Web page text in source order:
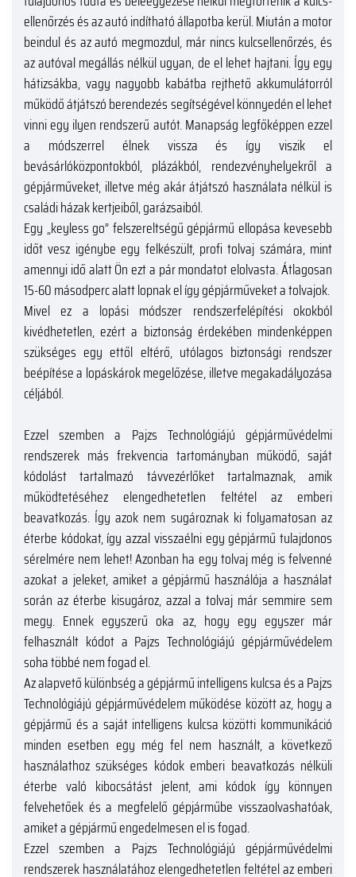
ellenőrzés és az autó indítható állapotba kerül. Miután a motor
beindul és az autó megmozdul, már nincs kulcsellenőrzés, és
az autóval megállás nélkül ugyan, de el lehet hajtani. Így egy
hátizsákba, vagy nagyobb kabátba rejthető akkumulátorról
működő átjátszó berendezés segítségével könnyedén el lehet
vinni egy ilyen rendszerű autót. Manapság legfőképpen ezzel
a módszerrel élnek vissza és így viszik el
bevásárlóközpontokból, plázákból, rendezvényhelyekről a
gépjárműveket, illetve még akár átjátszó használata nélkül is
családi házak kertjeiből, garázsaiból.
Egy „keyless go” felszereltségű gépjármű ellopása kevesebb
időt vesz igénybe egy felkészült, profi tolvaj számára, mint
amennyi idő alatt Ön ezt a pár mondatot elolvasta. Átlagosan
15-60 másodperc alatt lopnak el így gépjárműveket a tolvajok.
Mivel ez a lopási módszer rendszerfelépítési okokból
kivédhetetlen, ezért a biztonság érdekében mindenképpen
szükséges egy ettől eltérő, utólagos biztonsági rendszer
beépítése a lopáskárok megelőzése, illetve megakadályozása
céljából.
Ezzel szemben a Pajzs Technológiájú gépjárművédelmi
rendszerek más frekvencia tartományban működő, saját
kódolást tartalmazó távvezérlőket tartalmaznak, amik
működtetéséhez elengedhetetlen feltétel az emberi
beavatkozás. Így azok nem sugároznak ki folyamatosan az
éterbe kódokat, így azzal visszaélni egy gépjármű tulajdonos
sérelmére nem lehet! Azonban ha egy tolvaj még is felvenné
azokat a jeleket, amiket a gépjármű használója a használat
során az éterbe kisugároz, azzal a tolvaj már semmire sem
megy. Ennek egyszerű oka az, hogy egy egyszer már
felhasznált kódot a Pajzs Technológiájú gépjárművédelem
soha többé nem fogad el.
Az alapvető különbség a gépjármű intelligens kulcsa és a Pajzs
Technológiájú gépjárművédelem működése között az, hogy a
gépjármű és a saját intelligens kulcsa közötti kommunikáció
minden esetben egy még fel nem használt, a következő
használathoz szükséges kódok emberi beavatkozás nélküli
éterbe való kibocsátást jelent, ami kódok így könnyen
felvehetőek és a megfelelő gépjárműbe visszaolvashatóak,
amiket a gépjármű engedelmesen el is fogad.
Ezzel szemben a Pajzs Technológiájú gépjárművédelmi
rendszerek használatához elengedhetetlen feltétel az emberi